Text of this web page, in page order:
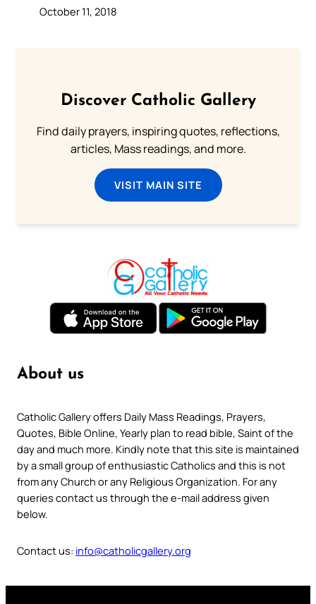
October 11, 2018
Discover Catholic Gallery
Find daily prayers, inspiring quotes, reflections,
articles, Mass readings, and more.
VISIT MAIN SITE
About us
Catholic Gallery offers Daily Mass Readings, Prayers,
Quotes, Bible Online, Yearly plan to read bible, Saint of the
day and much more. Kindly note that this site is maintained
by a small group of enthusiastic Catholics and this is not
from any Church or any Religious Organization. For any
queries contact us through the e-mail address given
below.
Contact us: info@catholicgallery.org